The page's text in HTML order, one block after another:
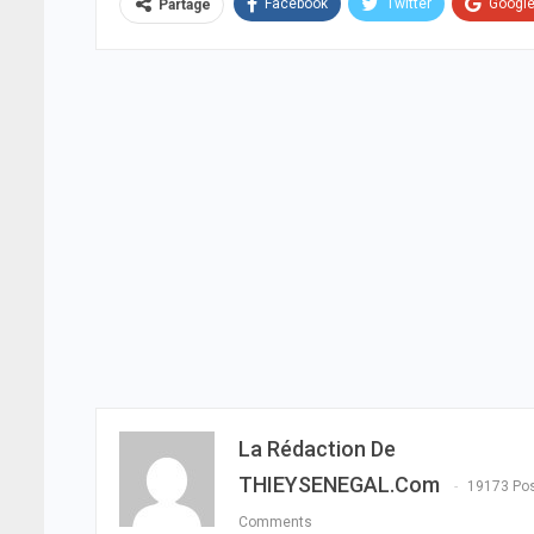
Partage
La Rédaction De
THIEYSENEGAL.com
19173
Comments